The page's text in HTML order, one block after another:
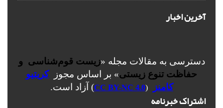
آخرین اخبار
دسترسی به مقالات مجله «زیست قوم‌شناسی و
حفاظت تنوع زیستی» بر اساس مجوزکریتیو
کامنز
(
CC BY-NC 4.0) آزاد است.
اشتراک خبرنامه